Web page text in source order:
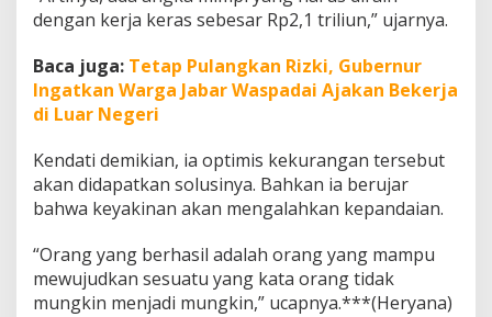
dengan kerja keras sebesar Rp2,1 triliun,” ujarnya.
Baca juga: Tetap Pulangkan Rizki, Gubernur
Ingatkan Warga Jabar Waspadai Ajakan Bekerja
di Luar Negeri
Kendati demikian, ia optimis kekurangan tersebut
akan didapatkan solusinya. Bahkan ia berujar
bahwa keyakinan akan mengalahkan kepandaian.
“Orang yang berhasil adalah orang yang mampu
mewujudkan sesuatu yang kata orang tidak
mungkin menjadi mungkin,” ucapnya.***(Heryana)